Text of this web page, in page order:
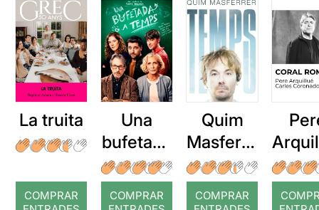
La truita
COMPRAR
Una
bufetada
a temps
COMPRAR
Quim
Masferre
r: Temps
COMPRAR
: